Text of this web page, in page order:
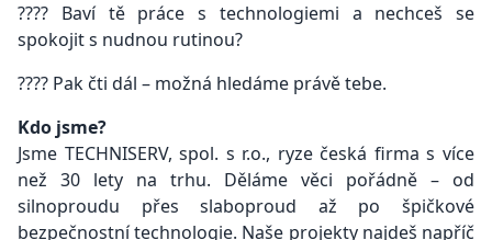
???? Baví tě práce s technologiemi a nechceš se
spokojit s nudnou rutinou?
???? Pak čti dál – možná hledáme právě tebe.
Kdo jsme?
Jsme TECHNISERV, spol. s r.o., ryze česká firma s více
než 30 lety na trhu. Děláme věci pořádně – od
silnoproudu přes slaboproud až po špičkové
bezpečnostní technologie. Naše projekty najdeš napříč